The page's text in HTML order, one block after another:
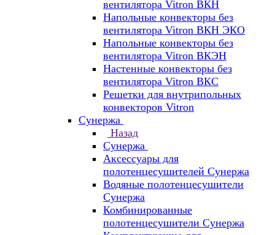
вентилятора Vitron ВКН
Напольные конвекторы без
вентилятора Vitron ВКН ЭКО
Напольные конвекторы без
вентилятора Vitron ВКЭН
Настенные конвекторы без
вентилятора Vitron ВКС
Решетки для внутрипольных
конвекторов Vitron
Сунержа
Назад
Сунержа
Аксессуары для
полотенцесушителей Сунержа
Водяные полотенцесушители
Сунержа
Комбинированные
полотенцесушители Сунержа